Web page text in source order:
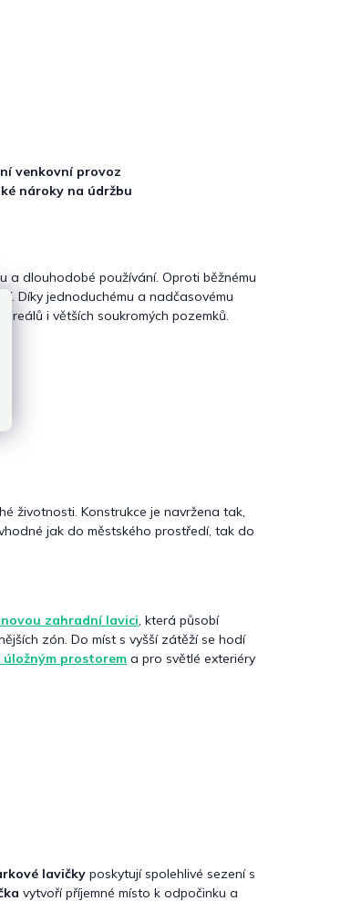
venkovní provoz
nároky na údržbu
a dlouhodobé používání. Oproti běžnému
Díky jednoduchému a nadčasovému
i větších soukromých pozemků.
životnosti. Konstrukce je navržena tak,
jak do městského prostředí, tak do
zahradní lavici , která působí
zón. Do míst s vyšší zátěží se hodí
úložným prostorem a pro světlé exteriéry
lavičky poskytují spolehlivé sezení s
vytvoří příjemné místo k odpočinku a